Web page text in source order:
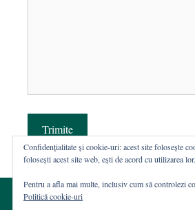
Trimite
Confidențialitate și cookie-uri: acest site folosește
folosești acest site web, ești de acord cu utilizarea lor.
Pentru a afla mai multe, inclusiv cum să controlezi
Politică cookie-uri